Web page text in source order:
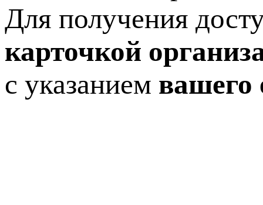
Для получения
карточкой
с указанием вашего